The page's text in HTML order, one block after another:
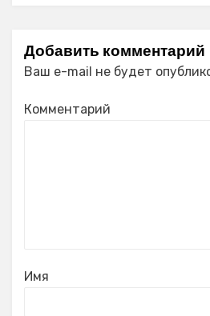
Добавить комментарий
Ваш e-mail не будет
Комментарий
Имя